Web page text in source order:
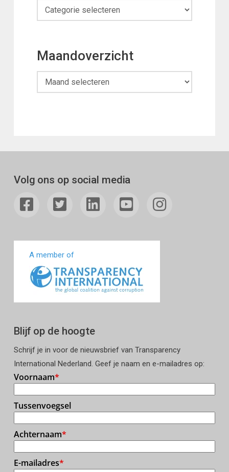
Categorieën
Maandoverzicht
Maandoverzicht
Volg ons op social media
A member of
Blijf op de hoogte
Schrijf je in voor de nieuwsbrief van Transparency
International Nederland. Geef je naam en e-mailadres op: